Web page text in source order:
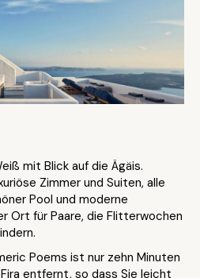
mit Blick auf die Ägäis.
Zimmer und Suiten, alle
Pool und moderne
Ort für Paare, die Flitterwochen
Poems ist nur zehn Minuten
entfernt, so dass Sie leicht